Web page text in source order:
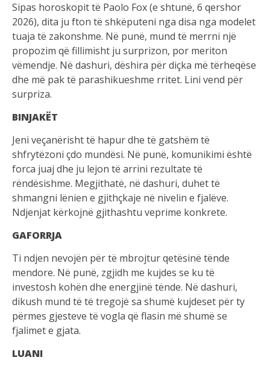
Sipas horoskopit të Paolo Fox (e shtunë, 6 qershor
2026), dita ju fton të shkëputeni nga disa nga modelet
tuaja të zakonshme. Në punë, mund të merrni një
propozim që fillimisht ju surprizon, por meriton
vëmendje. Në dashuri, dëshira për diçka më tërheqëse
dhe më pak të parashikueshme rritet. Lini vend për
surpriza.
BINJAKËT
Jeni veçanërisht të hapur dhe të gatshëm të
shfrytëzoni çdo mundësi. Në punë, komunikimi është
forca juaj dhe ju lejon të arrini rezultate të
rëndësishme. Megjithatë, në dashuri, duhet të
shmangni lënien e gjithçkaje në nivelin e fjalëve.
Ndjenjat kërkojnë gjithashtu veprime konkrete.
GAFORRJA
Ti ndjen nevojën për të mbrojtur qetësinë tënde
mendore. Në punë, zgjidh me kujdes se ku të
investosh kohën dhe energjinë tënde. Në dashuri,
dikush mund të të tregojë sa shumë kujdeset për ty
përmes gjesteve të vogla që flasin më shumë se
fjalimet e gjata.
LUANI